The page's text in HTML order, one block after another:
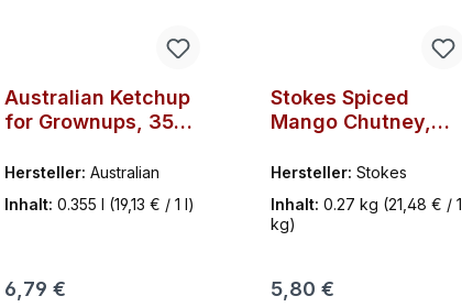
Australian Ketchup
for Grownups, 355
Hersteller: Australian
Inhalt: 0.355 l (19,13 € / 1 l)
Regulärer Preis:
6,79 €
Stokes Spiced
Mango Chutney,
Hersteller: Stokes
Inhalt: 0.27 kg (21,48 € / 1
kg)
Regulärer Preis:
5,80 €